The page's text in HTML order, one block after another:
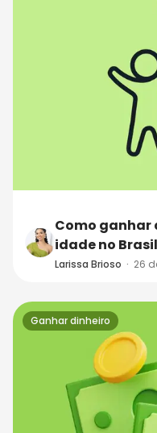
Como ganhar
idade no
Larissa Brioso · 26
Ganhar dinheiro